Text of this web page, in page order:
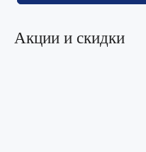
Акции и скидки